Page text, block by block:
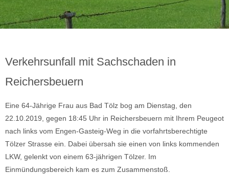
Verkehrsunfall mit Sachschaden in
Reichersbeuern
Eine 64-Jährige Frau aus Bad Tölz bog am Dienstag, den
22.10.2019, gegen 18:45 Uhr in Reichersbeuern mit Ihrem Peugeot
nach links vom Engen-Gasteig-Weg in die vorfahrtsberechtigte
Tölzer Strasse ein. Dabei übersah sie einen von links kommenden
LKW, gelenkt von einem 63-jährigen Tölzer. Im
Einmündungsbereich kam es zum Zusammenstoß.